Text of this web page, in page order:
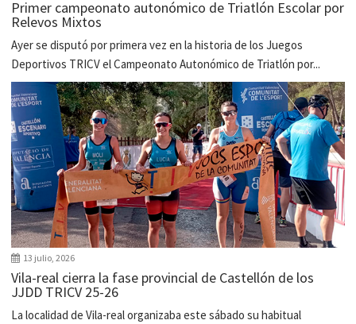
Primer campeonato autonómico de Triatlón Escolar por
Relevos Mixtos
Ayer se disputó por primera vez en la historia de los Juegos
Deportivos TRICV el Campeonato Autonómico de Triatlón por...
13 julio, 2026
Vila-real cierra la fase provincial de Castellón de los
JJDD TRICV 25-26
La localidad de Vila-real organizaba este sábado su habitual